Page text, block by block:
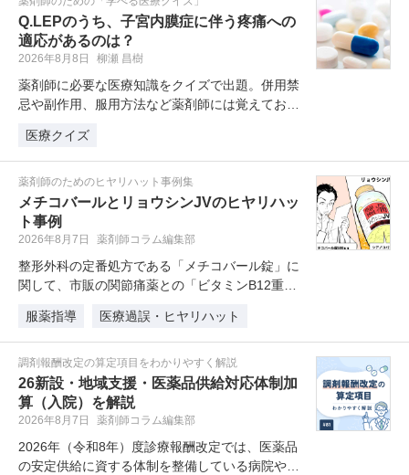
Q.LEPのうち、子宮内膜症に伴う疼痛への
適応があるのは？
2026年8月8日 柳瀬 昌樹
薬剤師に必要な医療知識をクイズで出題。併用禁
忌や副作用、服用方法など薬剤師には覚えておき
医療クイズ
薬剤師のためのヒヤリハット事例集
メチコバールとリョウシンJVのヒヤリハッ
ト事例
2026年8月7日 薬剤師コラム編集部
整形外科の定番処方である「メチコバール錠」に
関して、市販の関節痛薬との「ビタミンB12重
服薬指導
医療過誤・ヒヤリハット
調剤報酬改定の算定項目をわかりやすく解説
26新設・地域支援・医薬品供給対応体制加
算（入院）を解説
2026年8月7日 薬剤師コラム編集部
2026年（令和8年）度診療報酬改定では、医薬品
の安定供給に資する体制を整備している病院や有